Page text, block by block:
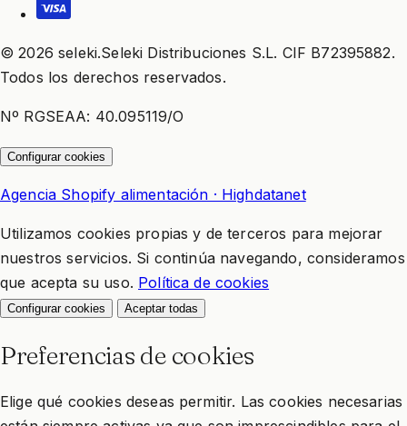
© 2026 seleki.Seleki Distribuciones S.L. CIF B72395882.
Todos los derechos reservados.
Nº RGSEAA: 40.095119/O
Configurar cookies
Agencia Shopify alimentación · Highdatanet
Utilizamos cookies propias y de terceros para mejorar
nuestros servicios. Si continúa navegando, consideramos
que acepta su uso. Política de cookies
Configurar cookies Aceptar todas
Preferencias de cookies
Elige qué cookies deseas permitir. Las cookies necesarias